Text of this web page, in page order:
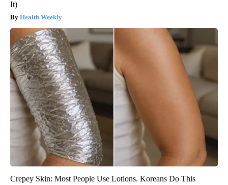
It)
Health Weekly
Crepey Skin: Most People Use Lotions. Koreans Do This